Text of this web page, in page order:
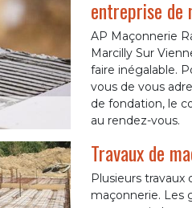
entreprise de
AP Maçonnerie
Marcilly Sur
faire inégalable.
vous de vous
de fondation, le
au rendez-vous.
Travaux de
Plusieurs
maçonnerie. Les